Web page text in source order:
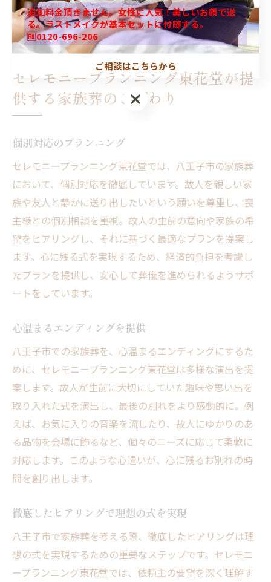
王子市の家族葬は、温かく心のこもった見送りの場とし
て、地域社会に根付いています。
セレモニープランニング東花堂が提
供する家族葬のこだわり
個別対応のプランニング
セレモニープランニング東花堂では、八王子市の家族葬
において、個別対応を徹底しています。故人を親しい家
族や友人と静かに送り出したいという願いを尊重し、喪
主様との個別相談を重視。故人の生前の意向や家族の希
望をヒアリングし、それに基づく最適なプランを提案し
ます。心に残る式を実現するため、経済的負担を考慮し
たプランを提供し、安心して葬儀を進められるようサポ
ートをしています。
心温まるエンディングを提供
八王子市での家族葬を、心温まるエンディングにするた
めに、セレモニープランニング東花堂は多様な演出を提
案します。故人が生前に大切にしていた趣味や思い出を
取り入れた式を演出し、最後の別れをより感動的に。例
えば、お気に入りの音楽を流したり、故人にゆかりのあ
る品物を会場に飾るなど、個々のニーズに応じて柔軟に
対応します。このような心遣いが、心に残るお別れの時
間を創り出します。
徹底したヒアリングで理想の式を実現
八王子市で家族葬を考える際、徹底したヒアリングは理
想の式を実現するための重要なステップです。セレモニ
ープランニング東花堂では、依頼主の要望を深く理解す
追加料金頂きません。女性に人気！美しいお顔で送
る。ラストメイクが基本セットに付随する。
🆓0120-696-206
ご相談はこちらから